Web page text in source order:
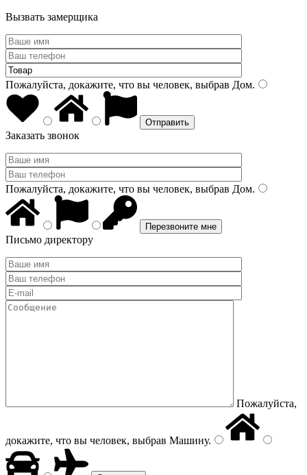
Вызвать замерщика
Пожалуйста, докажите, что вы человек, выбрав Дом.
Заказать звонок
Пожалуйста, докажите, что вы человек, выбрав Дом.
Письмо директору
Пожалуйста,
докажите, что вы человек, выбрав Машину.